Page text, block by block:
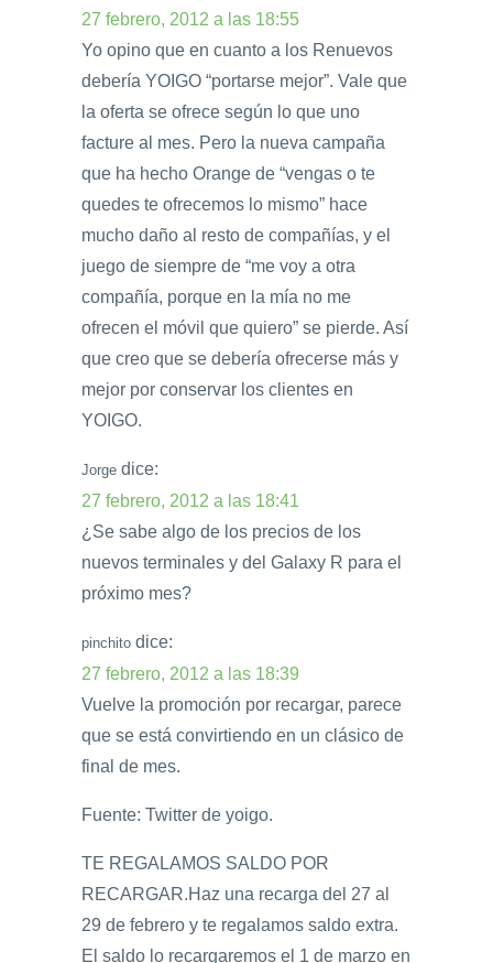
27 febrero, 2012 a las 18:55
Yo opino que en cuanto a los Renuevos
debería YOIGO “portarse mejor”. Vale que
la oferta se ofrece según lo que uno
facture al mes. Pero la nueva campaña
que ha hecho Orange de “vengas o te
quedes te ofrecemos lo mismo” hace
mucho daño al resto de compañías, y el
juego de siempre de “me voy a otra
compañía, porque en la mía no me
ofrecen el móvil que quiero” se pierde. Así
que creo que se debería ofrecerse más y
mejor por conservar los clientes en
YOIGO.
Jorge dice:
27 febrero, 2012 a las 18:41
¿Se sabe algo de los precios de los
nuevos terminales y del Galaxy R para el
próximo mes?
pinchito dice:
27 febrero, 2012 a las 18:39
Vuelve la promoción por recargar, parece
que se está convirtiendo en un clásico de
final de mes.
Fuente: Twitter de yoigo.
TE REGALAMOS SALDO POR
RECARGAR.Haz una recarga del 27 al
29 de febrero y te regalamos saldo extra.
El saldo lo recargaremos el 1 de marzo en